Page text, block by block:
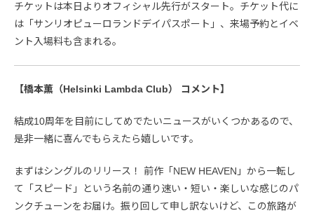
チケットは本日よりオフィシャル先行がスタート。チケット代に
は「サンリオピューロランドデイパスポート」、来場予約とイベ
ント入場料も含まれる。
【橋本薫（Helsinki Lambda Club） コメント】
結成10周年を目前にしてめでたいニュースがいくつかあるので、
是非一緒に喜んでもらえたら嬉しいです。
まずはシングルのリリース！ 前作「NEW HEAVEN」から一転し
て「スピード」という名前の通り速い・短い・楽しいな感じのパ
ンクチューンをお届け。振り回して申し訳ないけど、この旅路が